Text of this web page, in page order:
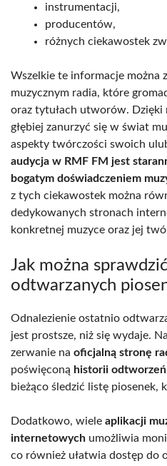
instrumentacji,
producentów,
różnych ciekawostek
Wszelkie te informacje można
muzycznym radia, które
oraz tytułach utworów. Dzięki
głębiej zanurzyć się w świat
aspekty twórczości swoich
audycja w RMF FM jest
bogatym doświadczeniem
z tych ciekawostek można
dedykowanych stronach
konkretnej muzyce oraz jej
Jak można
odtwarzanych
Odnalezienie ostatnio
jest prostsze, niż się wydaje.
zerwanie na oficjalną stronę
poświęconą historii odtworzeń
bieżąco śledzić listę piosenek,
Dodatkowo, wiele aplikacji
internetowych umożliwia
co również ułatwia dostęp do